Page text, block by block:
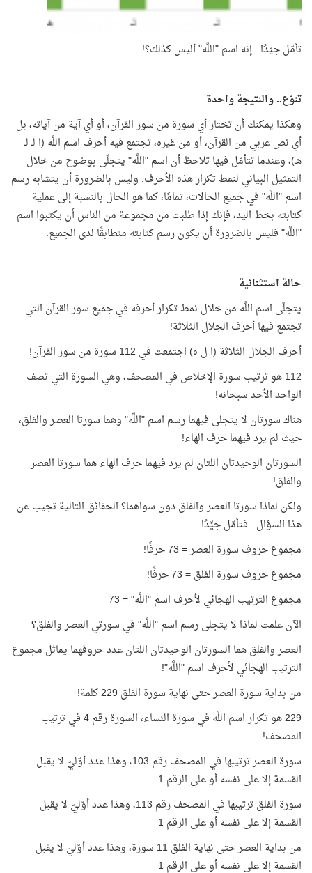
تأمّل جيّدًا.. إنه اسم "اللَّه" أليس كذلك؟!
تنوّع.. والنتيجة واحدة
وهكذا يمكنك أن تختار أي سورة من سور القرآن، أو أي آية من آياته، بل
أي نص عربي من القرآن، أو من غيره، تجتمع فيه أحرف اسم اللَّه (ا لـ لـ
هـ)، وعندما تتأمّل فيها تلاحظ أن اسم "اللَّه" يتجلّى بوضوح من خلال
التمثيل البياني لنمط تكرار هذه الأحرف. وليس بالضرورة أن يتشابه رسم
اسم "اللَّه" في جميع الحالات، تمامًا، كما هو الحال بالنسبة إلى عملية
كتابته بخط اليد، فإنك إذا طلبت من مجموعة من الناس أن يكتبوا اسم
"اللَّه" فليس بالضرورة أن يكون رسم كتابته متطابقًا لدى الجميع.
حالة استثنائية
يتجلّى اسم اللَّه من خلال نمط تكرار أحرفه في جميع سور القرآن التي
تجتمع فيها أحرف الجلال الثلاثة!
أحرف الجلال الثلاثة (ا ل ه) اجتمعت في 112 سورة من سور القرآن!
112 هو ترتيب سورة الإخلاص في المصحف، وهي السورة التي تصف
الواحد الأحد سبحانه!
هناك سورتان لا يتجلى فيهما رسم اسم "اللَّه" وهما سورتا العصر والفلق،
حيث لم يرد فيهما حرف الهاء!
السورتان الوحيدتان اللتان لم يرد فيهما حرف الهاء هما سورتا العصر
والفلق!
ولكن لماذا سورتا العصر والفلق دون سواهما؟ الحقائق التالية تجيب عن
هذا السؤال.. فتأمّل جيِّدًا:
مجموع حروف سورة العصر = 73 حرفًا!
مجموع حروف سورة الفلق = 73 حرفًا!
مجموع الترتيب الهجائي لأحرف اسم "اللَّه" = 73
الآن علمت لماذا لا يتجلى رسم اسم "اللَّه" في سورتي العصر والفلق؟
العصر والفلق هما السورتان الوحيدتان اللتان عدد حروفهما يماثل مجموع
الترتيب الهجائي لأحرف اسم "اللَّه"!
من بداية سورة العصر حتى نهاية سورة الفلق 229 كلمة!
229 هو تكرار اسم اللَّه في سورة النساء، السورة رقم 4 في ترتيب
المصحف!
سورة العصر ترتيبها في المصحف رقم 103، وهذا عدد أوّليّ لا يقبل
القسمة إلا على نفسه أو على الرقم 1
سورة الفلق ترتيبها في المصحف رقم 113، وهذا عدد أوّليّ لا يقبل
القسمة إلا على نفسه أو على الرقم 1
من بداية العصر حتى نهاية الفلق 11 سورة، وهذا عدد أوّليّ لا يقبل
القسمة إلا على نفسه أو على الرقم 1